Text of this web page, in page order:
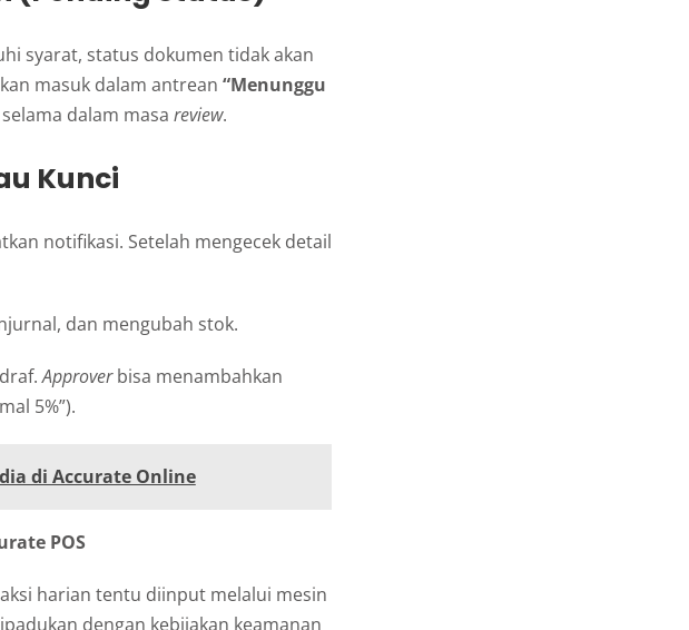
syarat, status dokumen tidak akan
masuk dalam antrean “Menunggu
dalam masa review.
Kunci
notifikasi. Setelah mengecek detail
dan mengubah stok.
Approverbisa menambahkan
5%”).
di Accurate Online
POS
harian tentu diinput melalui mesin
dengan kebijakan keamanan